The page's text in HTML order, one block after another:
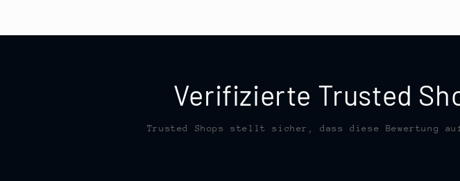
Verifizierte Trusted
Trusted Shops stellt sicher, dass diese Bewertung